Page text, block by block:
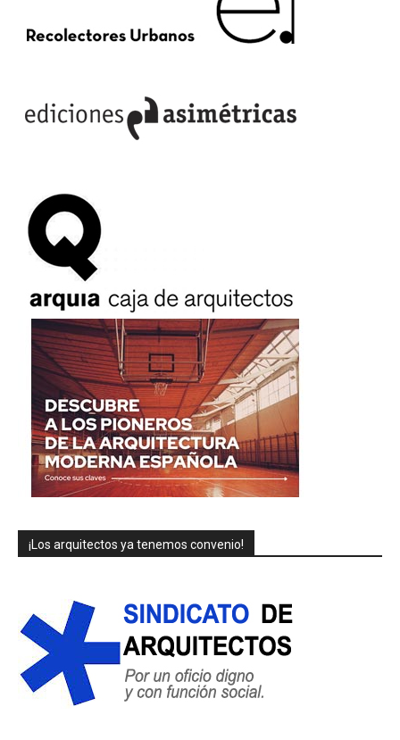
¡Los arquitectos ya tenemos convenio!